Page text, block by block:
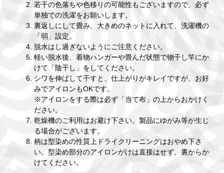
若干の色落ちや色移りの可能性もございますので、必ず
単独での洗濯をお願いします。
裏返しにして畳み、大きめのネットに入れて、洗濯機の
「弱」設定。
脱水はし過ぎないようにご注意ください。
軽い脱水後、着物ハンガーや畳んだ状態で物干し竿にか
けて「陰干し」をしてください。
シワを伸ばして干すと、仕上がりがキレイですが、お好
みでアイロンもOKです。
※アイロンをする際は必ず「当て布」の上からおかけく
ださい。
乾燥機のご利用はお避け下さい。製品にゆがみ等が生じ
る場合がございます。
柄は型染めの性質上ドライクリーニングはおやめ下さ
い。型染め部分のアイロンがけは直接はせず、裏からか
けてください。